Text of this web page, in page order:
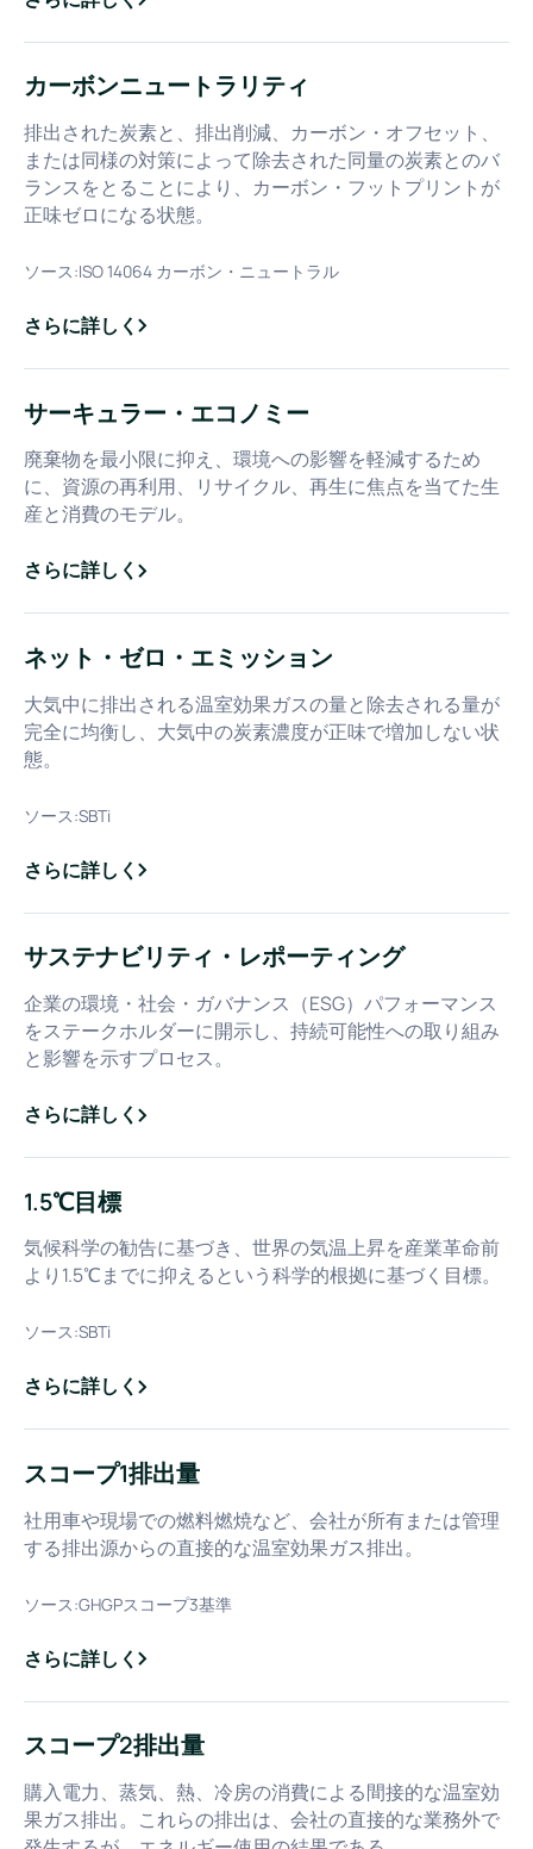
about
ライフサイクルステージ
カーボンニュートラリティ
排出された炭素と、排出削減、カーボン・オフセット、
または同様の対策によって除去された同量の炭素とのバ
ランスをとることにより、カーボン・フットプリントが
正味ゼロになる状態。
ソース:ISO 14064 カーボン・ニュートラル
さらに詳しく
about
カーボンニュートラリティ
サーキュラー・エコノミー
廃棄物を最小限に抑え、環境への影響を軽減するため
に、資源の再利用、リサイクル、再生に焦点を当てた生
産と消費のモデル。
さらに詳しく
about
サーキュラー・エコノミー
ネット・ゼロ・エミッション
大気中に排出される温室効果ガスの量と除去される量が
完全に均衡し、大気中の炭素濃度が正味で増加しない状
態。
ソース:SBTi
さらに詳しく
about
ネット・ゼロ・エミッション
サステナビリティ・レポーティング
企業の環境・社会・ガバナンス（ESG）パフォーマンス
をステークホルダーに開示し、持続可能性への取り組み
と影響を示すプロセス。
さらに詳しく
about
サステナビリティ・レポーティング
1.5℃目標
気候科学の勧告に基づき、世界の気温上昇を産業革命前
より1.5℃までに抑えるという科学的根拠に基づく目標。
ソース:SBTi
さらに詳しく
about
1.5℃目標
スコープ1排出量
社用車や現場での燃料燃焼など、会社が所有または管理
する排出源からの直接的な温室効果ガス排出。
ソース:GHGPスコープ3基準
さらに詳しく
about
スコープ1排出量
スコープ2排出量
購入電力、蒸気、熱、冷房の消費による間接的な温室効
果ガス排出。これらの排出は、会社の直接的な業務外で